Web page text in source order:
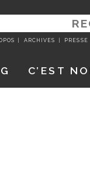
RECHERCHER
ARCHIVES PRESSE
C’EST